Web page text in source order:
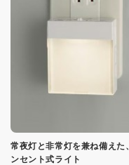
常夜灯と非常灯を兼ね備えた
ンセント式ライト